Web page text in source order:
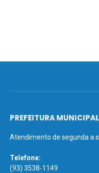
PREFEITURA
Atendimento de segunda a
Telefone:
(93) 3538-1149